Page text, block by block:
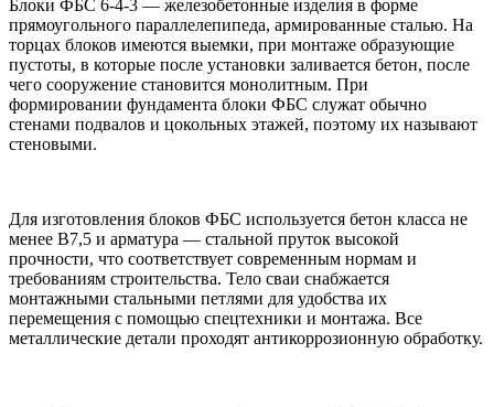
Блоки ФБС 6-4-3 — железобетонные изделия в форме
прямоугольного параллелепипеда, армированные сталью. На
торцах блоков имеются выемки, при монтаже образующие
пустоты, в которые после установки заливается бетон, после
чего сооружение становится монолитным. При
формировании фундамента блоки ФБС служат обычно
стенами подвалов и цокольных этажей, поэтому их называют
стеновыми.
Для изготовления блоков ФБС используется бетон класса не
менее B7,5 и арматура — стальной пруток высокой
прочности, что соответствует современным нормам и
требованиям строительства. Тело сваи снабжается
монтажными стальными петлями для удобства их
перемещения с помощью спецтехники и монтажа. Все
металлические детали проходят антикоррозионную обработку.